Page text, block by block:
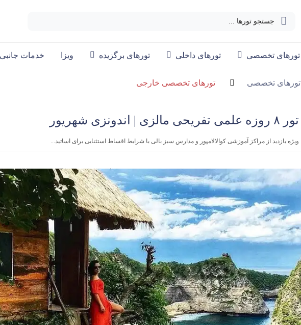
جستجو تورها ...
تورهای تخصصی تورهای داخلی تورهای برگزیده ویزا خدمات
تورهای تخصصی تورهای تخصصی خارجی
تور ۸ روزه علمی تفریحی مالزی | اندونزی شهریور
ویژه بازدید از مراکز آموزشی کوالالامپور و مدارس سبز بالی با شرایط اقساط استثنایی برای اساتید...